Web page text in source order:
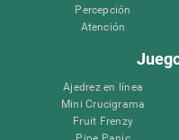
Percepción
Atención
Ajedrez en línea
Mini Crucigrama
Fruit Frenzy